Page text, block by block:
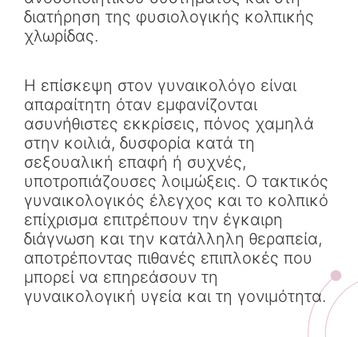
διατήρηση της φυσιολογικής κολπικής
χλωρίδας.
Η επίσκεψη στον γυναικολόγο είναι
απαραίτητη όταν εμφανίζονται
ασυνήθιστες εκκρίσεις, πόνος χαμηλά
στην κοιλιά, δυσφορία κατά τη
σεξουαλική επαφή ή συχνές,
υποτροπιάζουσες λοιμώξεις. Ο τακτικός
γυναικολογικός έλεγχος και το κολπικό
επίχρισμα επιτρέπουν την έγκαιρη
διάγνωση και την κατάλληλη θεραπεία,
αποτρέποντας πιθανές επιπλοκές που
μπορεί να επηρεάσουν τη
γυναικολογική υγεία και τη γονιμότητα.